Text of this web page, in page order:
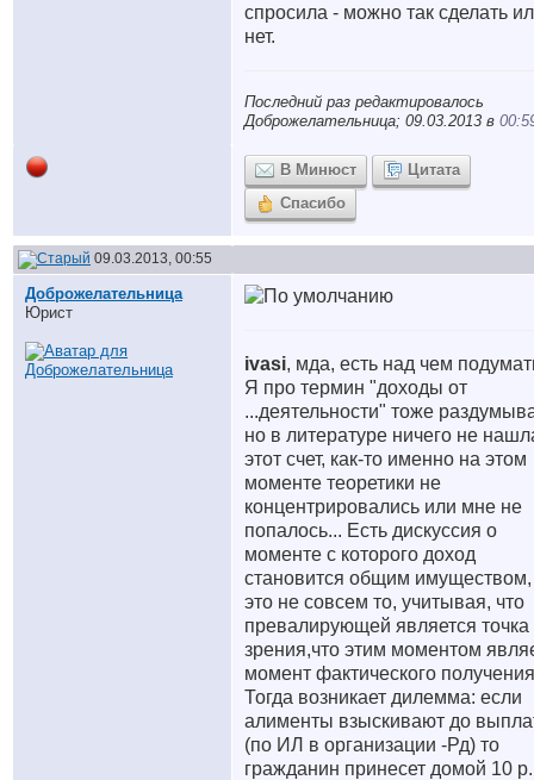
спросила - можно так сделать
нет.
Последний раз редактировалось
Доброжелательница; 09.03.2013 в
В Минюст
Цитата
Спасибо
09.03.2013, 00:55
Доброжелательница
Юрист
ivasi, мда, есть над чем
Я про термин "доходы от
...деятельности" тоже
но в литературе ничего не
этот счет, как-то именно на этом
моменте теоретики не
концентрировались или мне не
попалось... Есть дискуссия о
моменте с которого доход
становится общим
это не совсем то, учитывая, что
превалирующей является точка
зрения,что этим моментом
момент фактического
Тогда возникает дилемма: если
алименты взыскивают до
(по ИЛ в организации -Рд) то
гражданин принесет домой 10 р.